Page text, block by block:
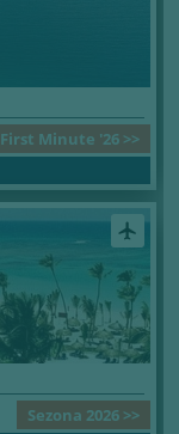
First Minute '26 >>
airplanemode_active
Sezona 2026 >>